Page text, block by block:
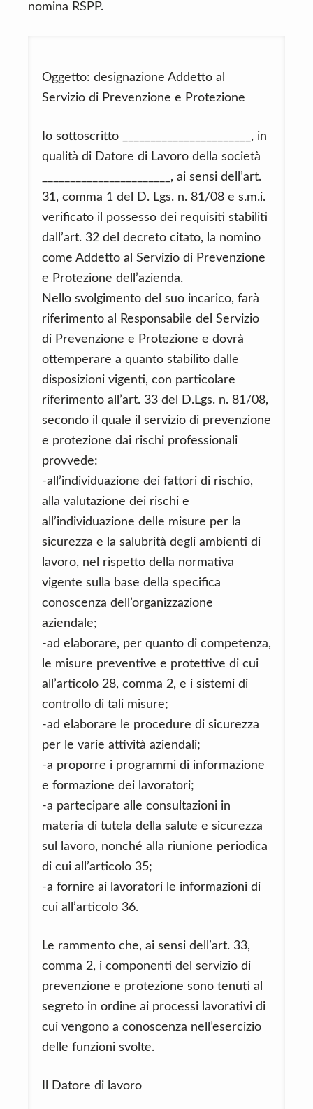
nomina RSPP.
Oggetto: designazione Addetto al
Servizio di Prevenzione e Protezione
Io sottoscritto _______________________, in
qualità di Datore di Lavoro della società
_______________________, ai sensi dell’art.
31, comma 1 del D. Lgs. n. 81/08 e s.m.i.
verificato il possesso dei requisiti stabiliti
dall’art. 32 del decreto citato, la nomino
come Addetto al Servizio di Prevenzione
e Protezione dell’azienda.
Nello svolgimento del suo incarico, farà
riferimento al Responsabile del Servizio
di Prevenzione e Protezione e dovrà
ottemperare a quanto stabilito dalle
disposizioni vigenti, con particolare
riferimento all’art. 33 del D.Lgs. n. 81/08,
secondo il quale il servizio di prevenzione
e protezione dai rischi professionali
provvede:
-all’individuazione dei fattori di rischio,
alla valutazione dei rischi e
all’individuazione delle misure per la
sicurezza e la salubrità degli ambienti di
lavoro, nel rispetto della normativa
vigente sulla base della specifica
conoscenza dell’organizzazione
aziendale;
-ad elaborare, per quanto di competenza,
le misure preventive e protettive di cui
all’articolo 28, comma 2, e i sistemi di
controllo di tali misure;
-ad elaborare le procedure di sicurezza
per le varie attività aziendali;
-a proporre i programmi di informazione
e formazione dei lavoratori;
-a partecipare alle consultazioni in
materia di tutela della salute e sicurezza
sul lavoro, nonché alla riunione periodica
di cui all’articolo 35;
-a fornire ai lavoratori le informazioni di
cui all’articolo 36.
Le rammento che, ai sensi dell’art. 33,
comma 2, i componenti del servizio di
prevenzione e protezione sono tenuti al
segreto in ordine ai processi lavorativi di
cui vengono a conoscenza nell’esercizio
delle funzioni svolte.
Il Datore di lavoro